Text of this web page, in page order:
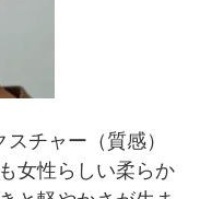
チャー（質感）
女性らしい柔らか